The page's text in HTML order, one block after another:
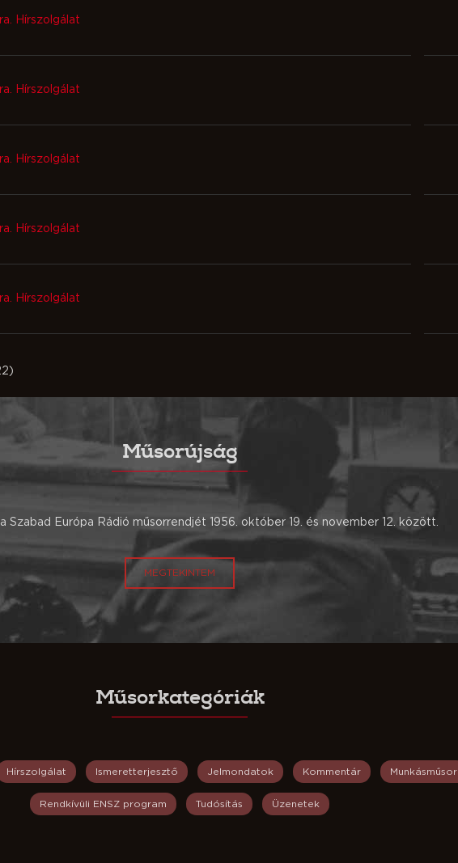
Hírszolgálat
Hírszolgálat
Hírszolgálat
Hírszolgálat
Hírszolgálat
Műsorújság
Szabad Európa Rádió műsorrendjét 1956. október 19. és november 12. között.
MEGTEKINTEM
Műsorkategóriák
Hírszolgálat Ismeretterjesztő Jelmondatok Kommentár Munkásműsor
Rendkívüli ENSZ program Tudósítás Üzenetek